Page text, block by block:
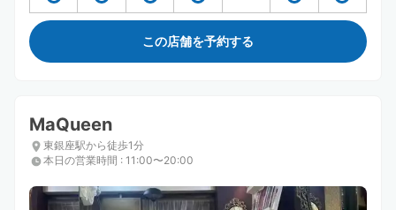
この店舗を予約する
MaQueen
東銀座駅から徒歩1分
本日の営業時間 : 11:00〜20:00